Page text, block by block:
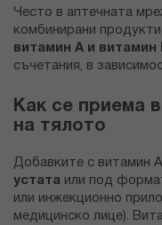
Често в аптечната
комбинирани
витамин А и витамин
съчетания, в
Как се приема
на тялото
Добавките с витамин
устата или под
или инжекционно
медицинско лице).